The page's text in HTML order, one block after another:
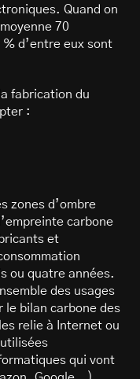
Quand on
70
d’entre eux sont
fabrication du
:
zones d’ombre
carbone
et
ou quatre années.
des usages
le bilan carbone des
relie à Internet ou
qui vont